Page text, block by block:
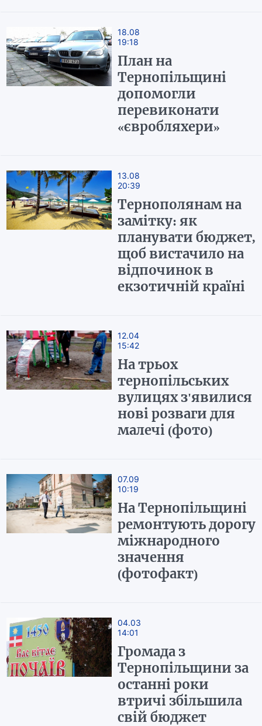
18.08
19:18
План на
Тернопільщині
допомогли
перевиконати
«євробляхери»
13.08
20:39
Тернополянам на
замітку: як
планувати бюджет,
щоб вистачило на
відпочинок в
екзотичній країні
12.04
15:42
На трьох
тернопільських
вулицях з'явилися
нові розваги для
малечі (фото)
07.09
10:19
На Тернопільщині
ремонтують дорогу
міжнародного
значення
(фотофакт)
04.03
14:01
Громада з
Тернопільщини за
останні роки
втричі збільшила
свій бюджет